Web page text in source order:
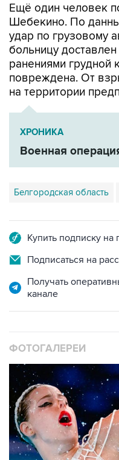
Ещё один человек
Шебекино. По
удар по грузовому
больницу
ранениями грудной
повреждена. От
на территории
ХРОНИКА
Военная
Белгородская область
Купить подписку
Подписаться на
Получать
канале
ФОТОГАЛЕРЕИ